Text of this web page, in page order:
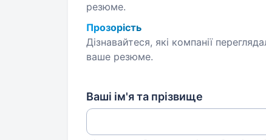
резюме.
Прозорість
Дізнавайтеся, які компанії
ваше резюме.
Ваші ім'я та прізвище